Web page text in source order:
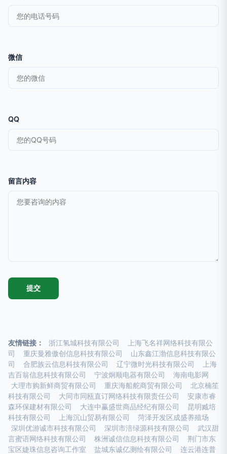
微信
QQ
留言内容
友情链接： 浙江氢城科技有限公司
上海飞名祥网络科技有限公
司
重庆曼雅傲创信息科技有限公司
山东鑫江渤信息科技有限公
司
合肥族云信息科技有限公司 辽宁微时光科技有限公司
上海
吉百翁信息科技有限公司
宁波炯顺电器有限公司
海南电影网
大理市购新鲜商贸有限公司
重庆海船舵商贸有限公司
北京楠笙
科技有限公司
大同市同瓯直订网络科技有限责任公司
安康市睿
森环保建材有限公司
大连中赢盛世商品经纪有限公司
昆明臧培
科技有限公司
上海沉山贸易有限公司
菏泽开发区成盛养殖场
深圳优游诚市科技有限公司
深圳市涪绿源科技有限公司
武汉甜
言蜜语网络科技有限公司
株洲诚信信息科技有限公司
荆门市东
宝区婕珠信息咨询工作室
盐城东诚亿测绘有限公司
连云港连普